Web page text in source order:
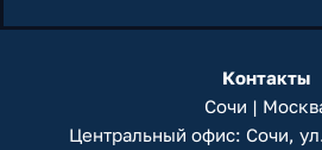
Контакты
Сочи |
Центральный офис: Сочи,